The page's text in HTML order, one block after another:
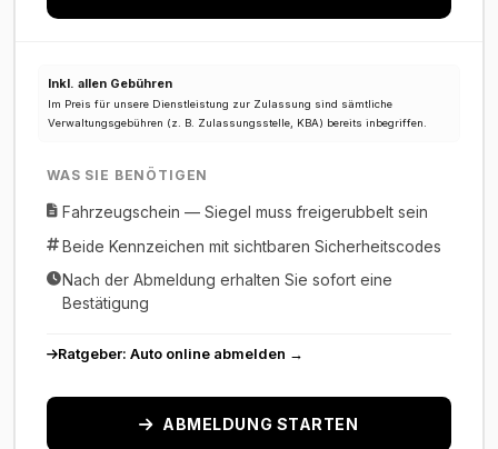
Inkl. allen Gebühren
Im Preis für unsere Dienstleistung zur Zulassung sind sämtliche
Verwaltungsgebühren (z. B. Zulassungsstelle, KBA) bereits inbegriffen.
WAS SIE BENÖTIGEN
Fahrzeugschein — Siegel muss freigerubbelt sein
Beide Kennzeichen mit sichtbaren Sicherheitscodes
Nach der Abmeldung erhalten Sie sofort eine
Bestätigung
Ratgeber: Auto online abmelden →
ABMELDUNG STARTEN